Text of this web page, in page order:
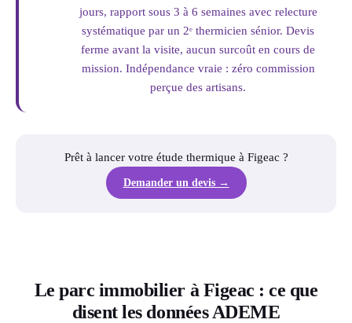
jours, rapport sous 3 à 6 semaines avec relecture
systématique par un 2ᵉ thermicien sénior. Devis
ferme avant la visite, aucun surcoût en cours de
mission. Indépendance vraie : zéro commission
perçue des artisans.
Prêt à lancer votre étude thermique à Figeac ?
Demander un devis →
Le parc immobilier à Figeac : ce que
disent les données ADEME